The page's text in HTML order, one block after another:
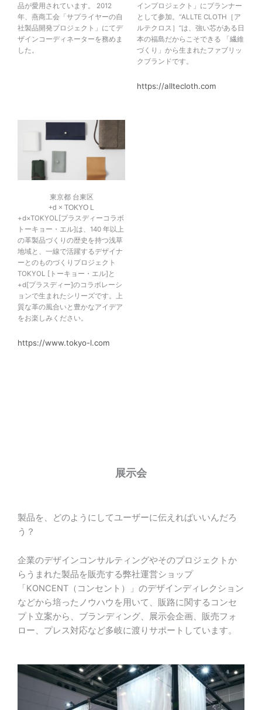
品が愛用されています。 2012
年、燕商工会「サプライヤーの自
社製品開発プロジェクト」にてデ
ザインコーディネーターを務めま
した。
インプロジェクト」にプランナー
として参加。“ALLTE CLOTH［ア
ルテクロス］”は、強い芯がある日
本の福島だからこそできる 「繊維
づくり」から生まれたファブリッ
クブランドです。
https://alltecloth.com
東京都 台東区
+d × TOKYO L
+d×TOKYOL[プラスディーコラボ
トーキョー・エル]は、140 年以上
の革製品づくりの歴史を持つ浅草
地域と、一線で活躍するデザイナ
ーとのものづくりプロジェクト
TOKYOL [トーキョー・エル]と
+d[プラスディー]のコラボレーシ
ョンで生まれたシリーズです。上
質な革の風合いと豊かなアイデア
をお楽しみください。
https://www.tokyo-l.com
展示会
製品を、どのようにしてユーザーに伝えればいいんだろ
う？
企業のデザインコンサルティングやそのプロジェクトか
らうまれた製品を販売する弊社運営ショップ
「KONCENT（コンセント）」のデザインディレクション
などから培ったノウハウを用いて、販路に関するコンセ
プト立案から、ブランディング、展示会企画、販売フォ
ロー、プレス対応など多岐に渡りサポートしています。